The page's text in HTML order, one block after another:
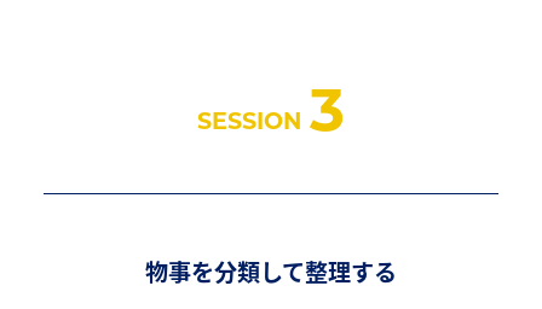
SESSION 3
物事を分類して整理する